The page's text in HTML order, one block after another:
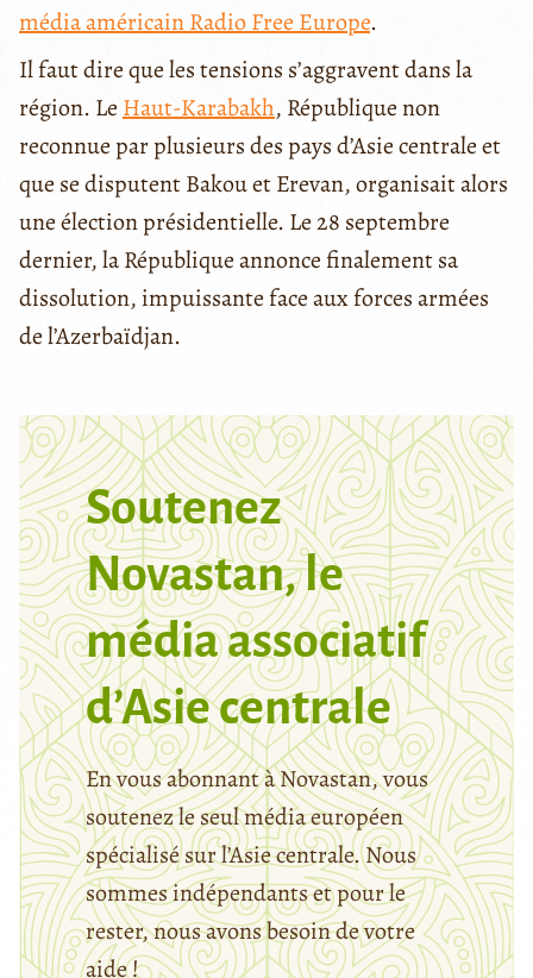
média américain Radio Free Europe.
Il faut dire que les tensions s’aggravent dans la
région. LeHaut-Karabakh, République non
reconnue par plusieurs des pays d’Asie centrale et
que se disputent Bakou et Erevan, organisait alors
une élection présidentielle. Le 28 septembre
dernier, la République annonce finalement sa
dissolution, impuissante face aux forces armées
de l’Azerbaïdjan.
Soutenez
Novastan, le
média associatif
d’Asie centrale
En vous abonnant à Novastan, vous
soutenez le seul média européen
spécialisé sur l’Asie centrale. Nous
sommes indépendants et pour le
rester, nous avons besoin de votre
aide !